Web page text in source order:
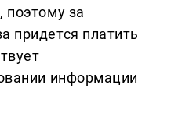
за
придется платить
информации